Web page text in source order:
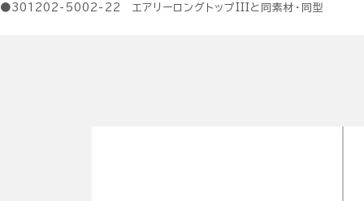
●301202-5002-22 エアリーロングトップIIIと同素材・同型